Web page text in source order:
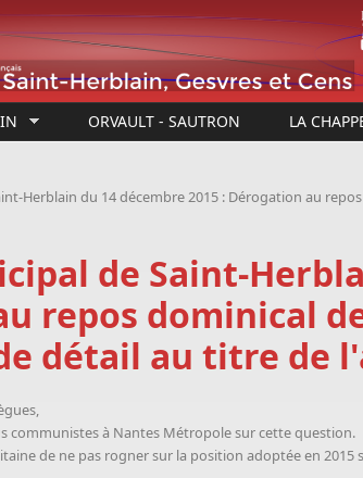
ORVAULT - SAUTRON LA
Herblain du 14 décembre 2015 : Dérogation au
de Saint-
repos dominical
détail au titre de
communistes à Nantes Métropole sur cette question.
de ne pas rogner sur la position adoptée en